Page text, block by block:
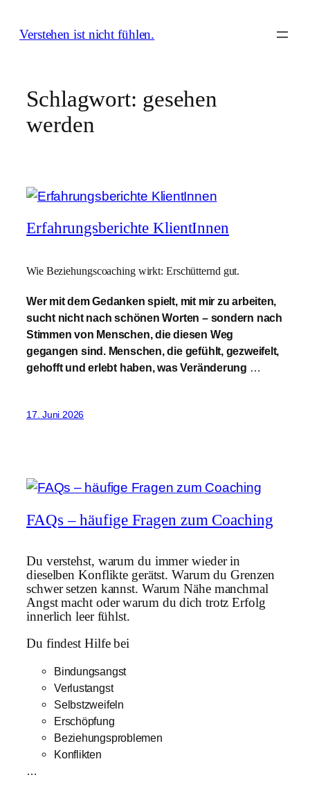
Inhalt
Verstehen ist nicht fühlen.
Schlagwort: gesehen
werden
Erfahrungsberichte KlientInnen
Wie Beziehungscoaching wirkt: Erschütternd gut.
Wer mit dem Gedanken spielt, mit mir zu arbeiten,
sucht nicht nach schönen Worten – sondern nach
Stimmen von Menschen, die diesen Weg
gegangen sind. Menschen, die gefühlt, gezweifelt,
gehofft und erlebt haben, was Veränderung …
17. Juni 2026
FAQs – häufige Fragen zum Coaching
Du verstehst, warum du immer wieder in
dieselben Konflikte gerätst. Warum du Grenzen
schwer setzen kannst. Warum Nähe manchmal
Angst macht oder warum du dich trotz Erfolg
innerlich leer fühlst.
Du findest Hilfe bei
Bindungsangst
Verlustangst
Selbstzweifeln
Erschöpfung
Beziehungsproblemen
Konflikten
…